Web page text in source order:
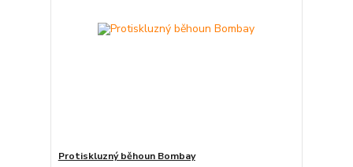
Protiskluzný běhoun Bombay